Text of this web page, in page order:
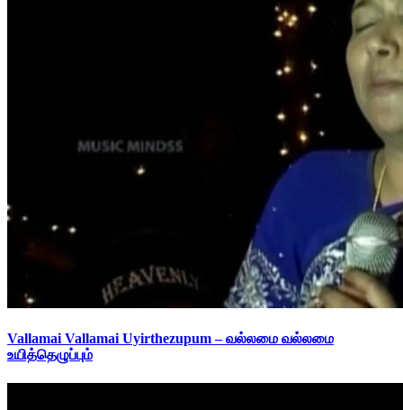
Vallamai Vallamai Uyirthezupum – வல்லமை வல்லமை
உயித்தெழுப்பும்